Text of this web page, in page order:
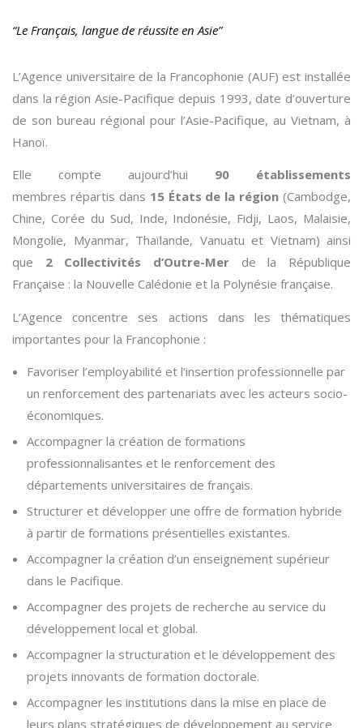
“Le Français, langue de réussite en Asie”
L’Agence universitaire de la Francophonie (AUF) est installée
dans la région Asie-Pacifique depuis 1993, date d’ouverture
de son bureau régional pour l’Asie-Pacifique, au Vietnam, à
Hanoï.
Elle compte aujourd’hui 90 établissements
membres répartis dans 15 États de la région (Cambodge,
Chine, Corée du Sud, Inde, Indonésie, Fidji, Laos, Malaisie,
Mongolie, Myanmar, Thaïlande, Vanuatu et Vietnam) ainsi
que 2 Collectivités d’Outre-Mer de la République
Française : la Nouvelle Calédonie et la Polynésie française.
L’Agence concentre ses actions dans les thématiques
importantes pour la Francophonie :
Favoriser l’employabilité et l’insertion professionnelle par
un renforcement des partenariats avec les acteurs socio-
économiques.
Accompagner la création de formations
professionnalisantes et le renforcement des
départements universitaires de français.
Structurer et développer une offre de formation hybride
à partir de formations présentielles existantes.
Accompagner la création d’un enseignement supérieur
dans le Pacifique.
Accompagner des projets de recherche au service du
développement local et global.
Accompagner la structuration et le développement des
projets innovants de formation doctorale.
Accompagner les institutions dans la mise en place de
leurs plans stratégiques de développement au service